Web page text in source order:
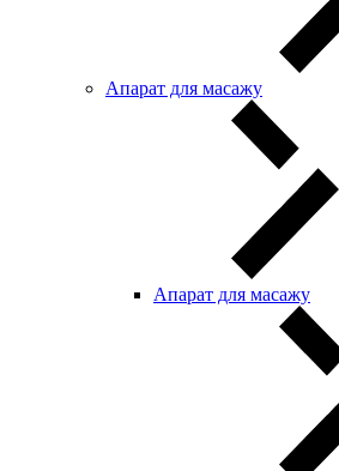
Апарат для масажу
Апарат для масажу